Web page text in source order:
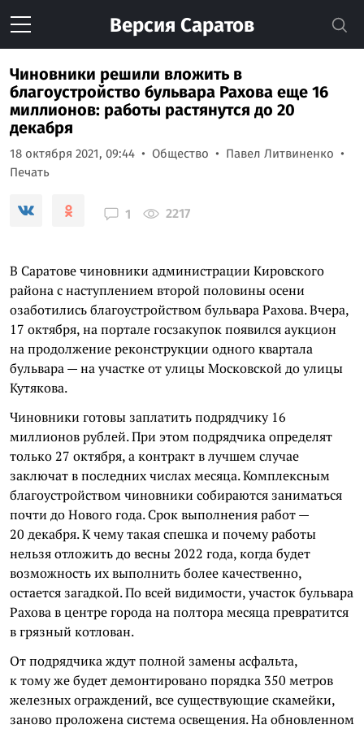
Версия Саратов
Чиновники решили вложить в
благоустройство бульвара Рахова еще 16
миллионов: работы растянутся до 20
декабря
18 октября 2021, 09:44 Общество
Павел Литвиненко
Печать
1 2217
В Саратове чиновники администрации Кировского
района с наступлением второй половины осени
озаботились благоустройством бульвара Рахова. Вчера,
17 октября, на портале госзакупок появился аукцион
на продолжение реконструкции одного квартала
бульвара — на участке от улицы Московской до улицы
Кутякова.
Чиновники готовы заплатить подрядчику 16
миллионов рублей. При этом подрядчика определят
только 27 октября, а контракт в лучшем случае
заключат в последних числах месяца. Комплексным
благоустройством чиновники собираются заниматься
почти до Нового года. Срок выполнения работ —
20 декабря. К чему такая спешка и почему работы
нельзя отложить до весны 2022 года, когда будет
возможность их выполнить более качественно,
остается загадкой. По всей видимости, участок бульвара
Рахова в центре города на полтора месяца превратится
в грязный котлован.
От подрядчика ждут полной замены асфальта,
к тому же будет демонтировано порядка 350 метров
железных ограждений, все существующие скамейки,
заново проложена система освещения. На обновленном